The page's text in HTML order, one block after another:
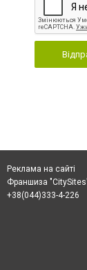
Реклама на сайті
Франшиза
+38(044)333-4-226